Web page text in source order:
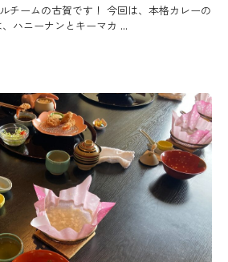
チームの古賀です！ 今回は、本格カレーの
ハニーナンとキーマカ ...